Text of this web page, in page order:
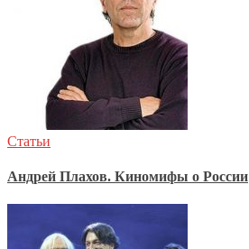
Статьи
Андрей Плахов. Киномифы о России